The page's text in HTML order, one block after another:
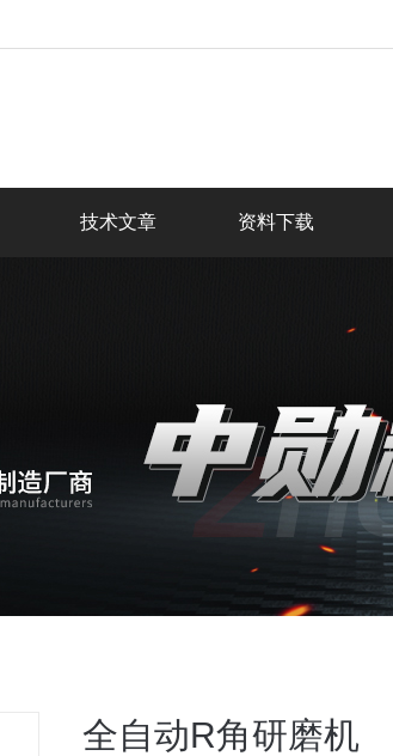
技术文章 资料下载
全自动R角研磨机